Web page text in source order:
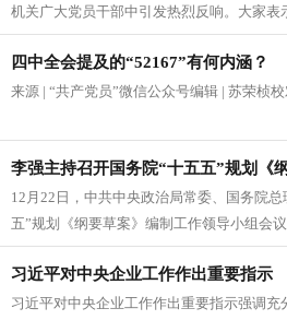
机关广大党员干部中引发热烈反响。大家
已定，任务艰巨，意义重大。要更加...
四中全会提及的“52167”有何内涵？
来源 | “共产党员”微信公众号编辑 | 苏荣桢
李强主持召开国务院“十五五”规划《
组会议 丁薛祥出席
12月22日，中共中央政治局常委、国务院
五”规划《纲要草案》编制工作领导小组会
工作。中共中央政治局常委、...
习近平对中央企业工作作出重要指示
习近平对中央企业工作作出重要指示强调